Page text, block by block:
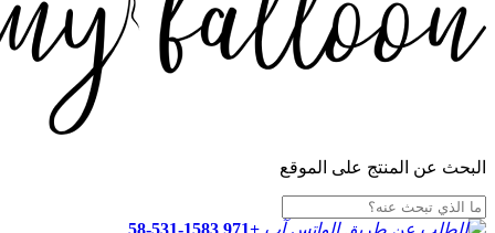
البحث عن المنتج على الموقع
+971 58-531-1583